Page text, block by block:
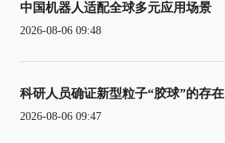
中国机器人适配全球多元应用场景
2026-08-06 09:48
科研人员确证新型粒子“胶球”的存在
2026-08-06 09:47